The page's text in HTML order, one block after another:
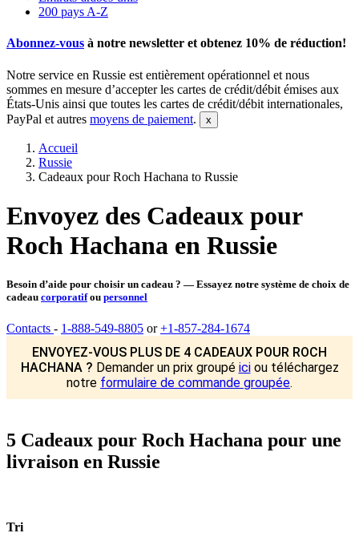
200 pays A-Z
Abonnez-vous à notre newsletter et obtenez 10% de réduction!
Notre service en Russie est entièrement opérationnel et nous
sommes en mesure d’accepter les cartes de crédit/débit émises aux
États-Unis ainsi que toutes les cartes de crédit/débit internationales,
PayPal et autres moyens de paiement.
Accueil
Russie
Cadeaux pour Roch Hachana to Russie
Envoyez des Cadeaux pour
Roch Hachana en Russie
Besoin d’aide pour choisir un cadeau ? — Essayez notre système de choix de
cadeau corporatifou personnel
Contacts - 1-888-549-8805 or+1-857-284-1674
ENVOYEZ-VOUS PLUS DE 4 CADEAUX POUR ROCH
HACHANA ? Demander un prix groupé iciou téléchargez
notre formulaire de commande groupée.
5 Cadeaux pour Roch Hachana pour une
livraison en Russie
Tri